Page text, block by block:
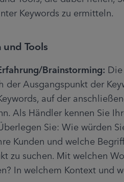
Keywords zu ermitteln.
Tools
Brainstorming:
der Ausgangspunkt der
auf der
Als Händler kennen Sie
Sie: Wie würden
Kunden und welche
zu suchen. Mit welchen
In welchem Kontext und